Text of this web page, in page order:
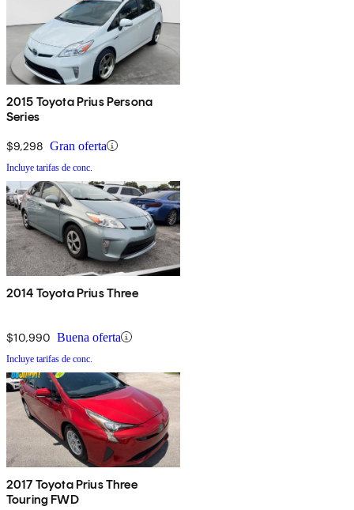
2015 Toyota Prius Persona
Series
$9,298 Gran oferta
Incluye tarifas de conc.
2014 Toyota Prius Three
$10,990 Buena oferta
Incluye tarifas de conc.
2017 Toyota Prius Three
Touring FWD